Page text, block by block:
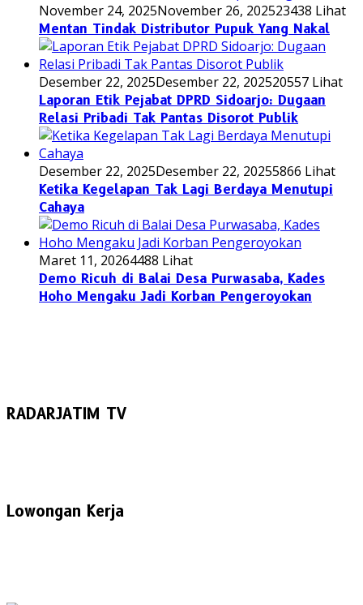
November 24, 2025November 26, 202523438 Lihat
Mentan Tindak Distributor Pupuk Yang Nakal
Desember 22, 2025Desember 22, 202520557 Lihat
Laporan Etik Pejabat DPRD Sidoarjo: Dugaan
Relasi Pribadi Tak Pantas Disorot Publik
Desember 22, 2025Desember 22, 20255866 Lihat
Ketika Kegelapan Tak Lagi Berdaya Menutupi
Cahaya
Maret 11, 20264488 Lihat
Demo Ricuh di Balai Desa Purwasaba, Kades
Hoho Mengaku Jadi Korban Pengeroyokan
RADARJATIM TV
Lowongan Kerja